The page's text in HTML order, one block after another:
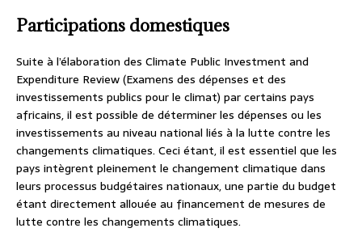
Participations domestiques
Suite à l’élaboration des Climate Public Investment and
Expenditure Review (Examens des dépenses et des
investissements publics pour le climat) par certains pays
africains, il est possible de déterminer les dépenses ou les
investissements au niveau national liés à la lutte contre les
changements climatiques. Ceci étant, il est essentiel que les
pays intègrent pleinement le changement climatique dans
leurs processus budgétaires nationaux, une partie du budget
étant directement allouée au financement de mesures de
lutte contre les changements climatiques.